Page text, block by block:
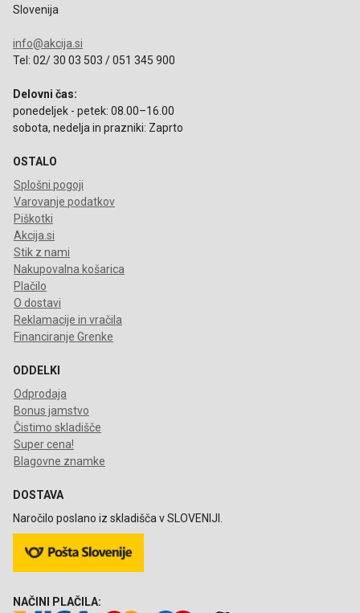
Slovenija
info@akcija.si
Tel: 02/ 30 03 503 / 051 345 900
Delovni čas:
ponedeljek - petek: 08.00–16.00
sobota, nedelja in prazniki: Zaprto
OSTALO
Splošni pogoji
Varovanje podatkov
Piškotki
Akcija.si
Stik z nami
Nakupovalna košarica
Plačilo
O dostavi
Reklamacije in vračila
Financiranje Grenke
ODDELKI
Odprodaja
Bonus jamstvo
Čistimo skladišče
Super cena!
Blagovne znamke
DOSTAVA
Naročilo poslano iz skladišča v SLOVENIJI.
NAČINI PLAČILA: